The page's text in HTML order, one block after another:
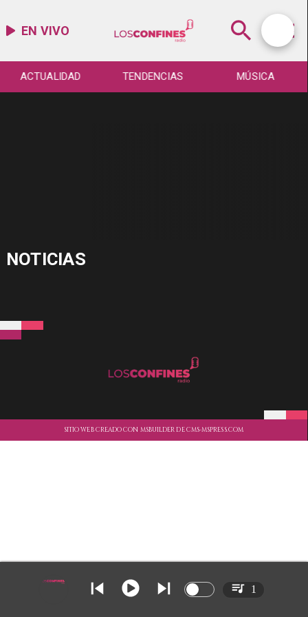
EN VIVO
ACTUALIDAD TENDENCIAS MÚSICA
NOTICIAS
SITIO WEB CREADO CON MSBUILDER DE CMS-MSPRESS.COM
1